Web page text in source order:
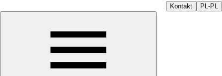
Kontakt PL-PL